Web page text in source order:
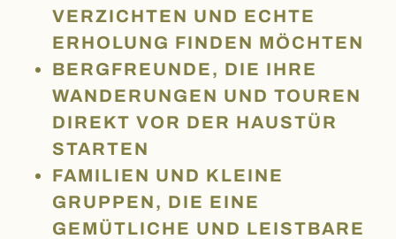
VERZICHTEN UND ECHTE
ERHOLUNG FINDEN MÖCHTEN
BERGFREUNDE, DIE IHRE
WANDERUNGEN UND TOUREN
DIREKT VOR DER HAUSTÜR
STARTEN
FAMILIEN UND KLEINE
GRUPPEN, DIE EINE
GEMÜTLICHE UND LEISTBARE